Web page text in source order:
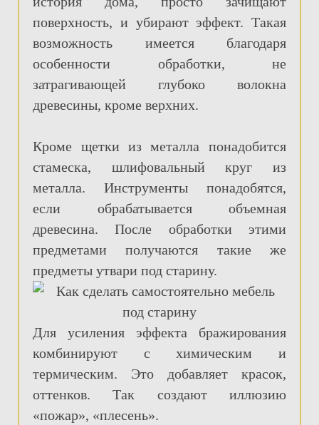
поверхность, и убирают эффект. Такая
возможность имеется благодаря
особенности обработки, не
затрагивающей глубоко волокна
древесины, кроме верхних.
Кроме щетки из металла понадобится
стамеска, шлифовальный круг из
металла. Инструменты понадобятся,
если обрабатывается объемная
древесина. После обработки этими
предметами получаются такие же
предметы утвари под старину.
Для усиления эффекта бражирования
комбинируют с химическим и
термическим. Это добавляет красок,
оттенков. Так создают иллюзию
«пожар», «плесень».